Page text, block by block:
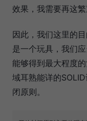
效果，我需要再这
因此，我们这里的
是一个玩具，我们
能够得到最大程度
域耳熟能详的
闭原则。